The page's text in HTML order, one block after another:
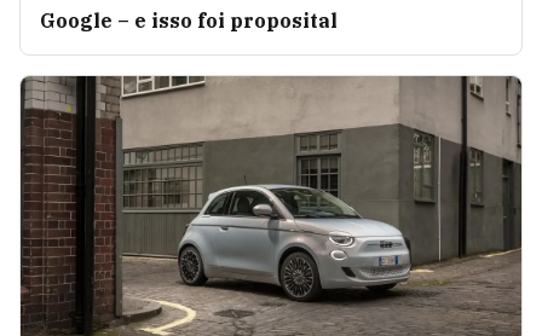
Google – e isso foi proposital